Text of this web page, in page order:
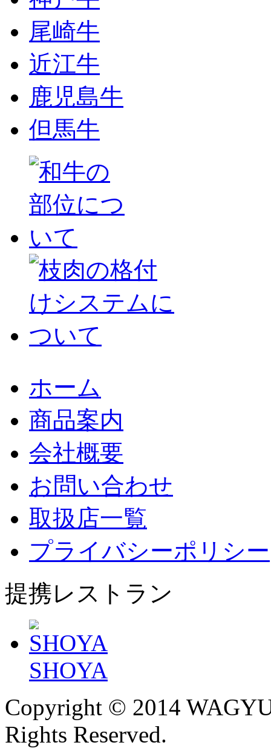
尾崎牛
近江牛
鹿児島牛
但馬牛
ホーム
商品案内
会社概要
お問い合わせ
取扱店一覧
プライバシーポリシー
提携レストラン
SHOYA
Copyright © 2014
Rights Reserved.